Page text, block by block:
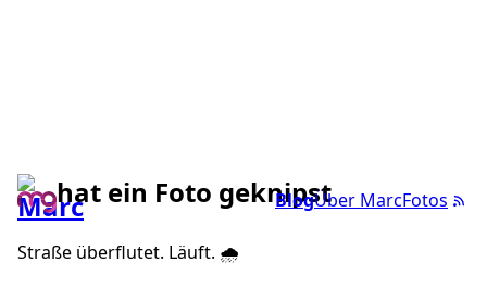
BlogÜber MarcFotos
hat ein Foto geknipst
Straße überflutet. Läuft. 🌧